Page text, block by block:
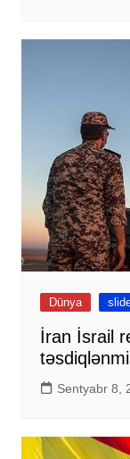
Dünya
İran İsrail
Sentyabr 8,